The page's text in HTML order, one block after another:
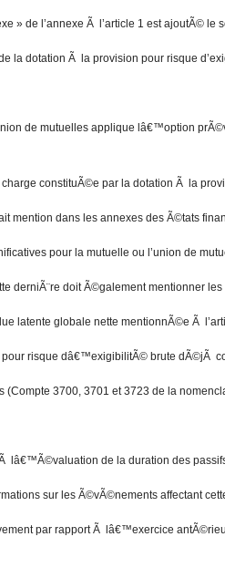
» de l’annexe Ã l’article 1 est ajoutÃ© le
la dotation Ã la provision pour risque
de mutuelles applique lâ€™option
constituÃ©e par la dotation Ã la
mention dans les annexes des Ã©tats
pour la mutuelle ou l’union de
derniÃ¨re doit Ã©galement mentionner
latente globale nette mentionnÃ©e Ã
pour risque dâ€™exigibilitÃ© brute dÃ©jÃ
(Compte 3700, 3701 et 3723 de la
lâ€™Ã©valuation de la duration des
sur les Ã©vÃ©nements affectant
par rapport Ã lâ€™exercice